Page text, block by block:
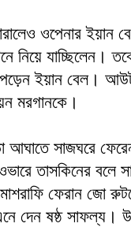
ওপেনার ইয়ান
নিয়ে যাচ্ছিলেন।
পড়েন ইয়ান বেল।
মরগানকে।
আঘাতে সাজঘরে
তাসকিনের বলে
ফেরান জো
দেন ষষ্ঠ সাফল্য।